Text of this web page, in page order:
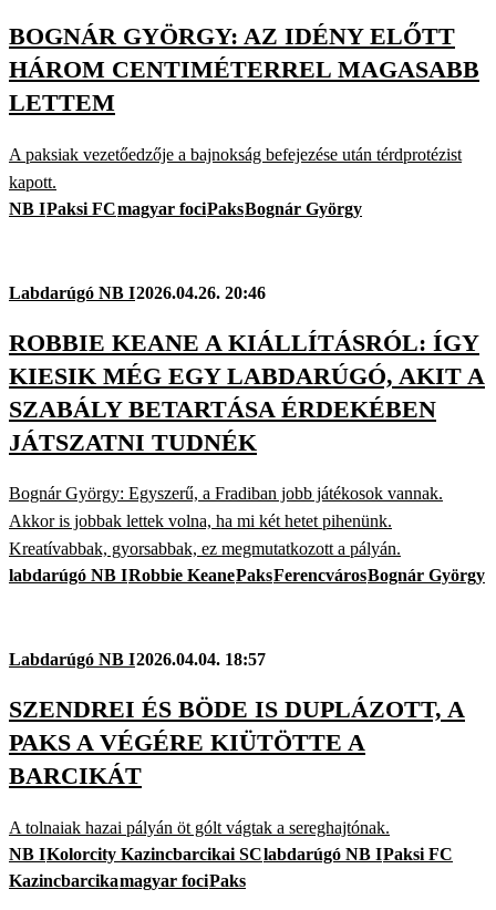
BOGNÁR GYÖRGY: AZ IDÉNY ELŐTT
HÁROM CENTIMÉTERREL MAGASABB
LETTEM
A paksiak vezetőedzője a bajnokság befejezése után térdprotézist
kapott.
NB IPaksi FCmagyar fociPaksBognár György
Labdarúgó NB I2026.04.26. 20:46
ROBBIE KEANE A KIÁLLÍTÁSRÓL: ÍGY
KIESIK MÉG EGY LABDARÚGÓ, AKIT A
SZABÁLY BETARTÁSA ÉRDEKÉBEN
JÁTSZATNI TUDNÉK
Bognár György: Egyszerű, a Fradiban jobb játékosok vannak.
Akkor is jobbak lettek volna, ha mi két hetet pihenünk.
Kreatívabbak, gyorsabbak, ez megmutatkozott a pályán.
labdarúgó NB IRobbie KeanePaksFerencvárosBognár György
Labdarúgó NB I2026.04.04. 18:57
SZENDREI ÉS BÖDE IS DUPLÁZOTT, A
PAKS A VÉGÉRE KIÜTÖTTE A
BARCIKÁT
A tolnaiak hazai pályán öt gólt vágtak a sereghajtónak.
NB IKolorcity Kazincbarcikai SClabdarúgó NB IPaksi FC
Kazincbarcikamagyar fociPaks